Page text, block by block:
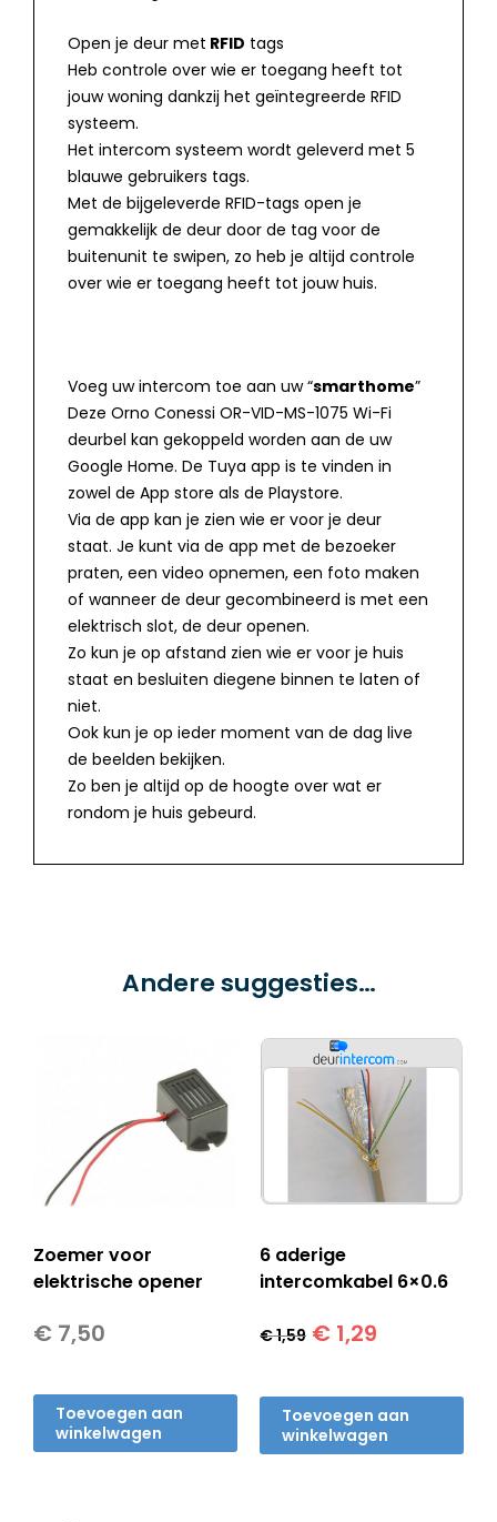
Open je deur met RFID tags
Heb controle over wie er toegang heeft tot
jouw woning dankzij het geïntegreerde RFID
systeem.
Het intercom systeem wordt geleverd met 5
blauwe gebruikers tags.
Met de bijgeleverde RFID-tags open je
gemakkelijk de deur door de tag voor de
buitenunit te swipen, zo heb je altijd controle
over wie er toegang heeft tot jouw huis.
Voeg uw intercom toe aan uw “smarthome”
Deze Orno Conessi OR-VID-MS-1075 Wi-Fi
deurbel kan gekoppeld worden aan de uw
Google Home. De Tuya app is te vinden in
zowel de App store als de Playstore.
Via de app kan je zien wie er voor je deur
staat. Je kunt via de app met de bezoeker
praten, een video opnemen, een foto maken
of wanneer de deur gecombineerd is met een
elektrisch slot, de deur openen.
Zo kun je op afstand zien wie er voor je huis
staat en besluiten diegene binnen te laten of
niet.
Ook kun je op ieder moment van de dag live
de beelden bekijken.
Zo ben je altijd op de hoogte over wat er
rondom je huis gebeurd.
Andere suggesties…
Zoemer voor
elektrische opener
€ 7,50
Toevoegen aan
winkelwagen
6 aderige
intercomkabel 6×0.6
€1,59 Oorspronkelijke
€ 1,59.
€ 1,29
€ 1,29.
Toevoegen aan
winkelwagen